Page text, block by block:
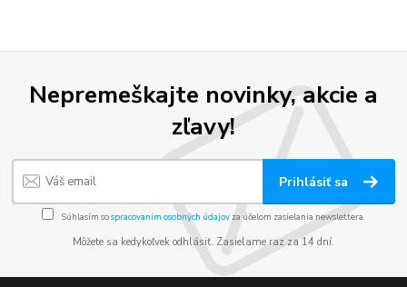
Nepremeškajte novinky, akcie a
zľavy!
Prihlásiť sa
Súhlasím sospracovaním osobných údajov za účelom zasielania newslettera.
Môžete sa kedykoľvek odhlásiť. Zasielame raz za 14 dní.